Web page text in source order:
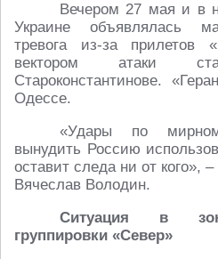
Вечером 27 мая и в
Украине объявлялась
тревога из-за прилетов
вектором атаки
Староконстантинове.
Одессе.
«Удары по
вынудить Россию
оставит следа ни от кого»,
Вячеслав Володин.
Ситуация в
группировки «Север»